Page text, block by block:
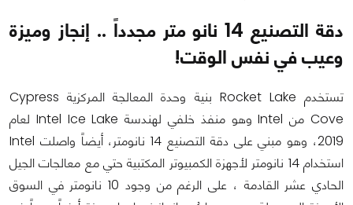
دقة التصنيع 14 نانو متر مجدداً .. إنجاز وميزة
وعيب في نفس الوقت!
تستخدم Rocket Lake بنية وحدة المعالجة المركزية Cypress
Cove من Intel وهو منفذ خلفي لهندسة Intel Ice Lake لعام
2019، وهو مبني على دقة التصنيع 14 نانومتر، أيضاً واصلت Intel
استخدام 14 نانومتر لأجهزة الكمبيوتر المكتبية حتي مع معالجات الجيل
الحادي عشر القادمة ، على الرغم من وجود 10 نانومتر في السوق